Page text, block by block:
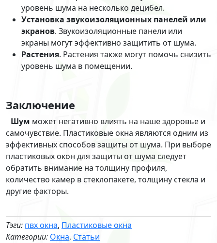
уровень шума на несколько децибел.
Установка звукоизоляционных панелей или
экранов. Звукоизоляционные панели или
экраны могут эффективно защитить от шума.
Растения. Растения также могут помочь снизить
уровень шума в помещении.
Заключение
Шум может негативно влиять на наше здоровье и
самочувствие. Пластиковые окна являются одним из
эффективных способов защиты от шума. При выборе
пластиковых окон для защиты от шума следует
обратить внимание на толщину профиля,
количество камер в стеклопакете, толщину стекла и
другие факторы.
Тэги: пвх окна, Пластиковые окна
Категории: Окна, Статьи